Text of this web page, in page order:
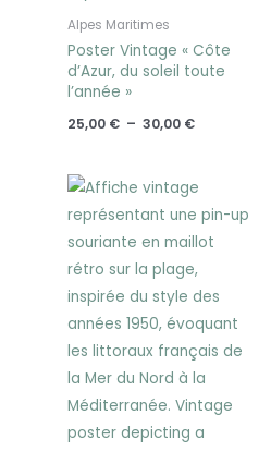
Alpes Maritimes
Poster Vintage « Côte
d’Azur, du soleil toute
l’année »
25,00 € – 30,00 €
Plage
de
prix :
25,00 €
à
30,00 €